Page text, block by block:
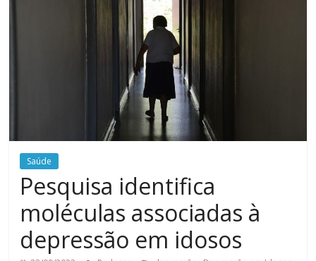
Saúde
Pesquisa identifica
moléculas associadas à
depressão em idosos